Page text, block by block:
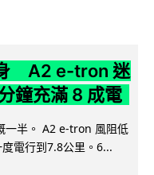
A2 e-tron 迷
鐘充滿 8 成電
一半。 A2 e-tron 風阻低
電行到7.8公里。6...